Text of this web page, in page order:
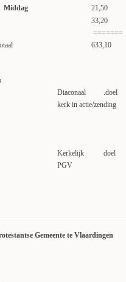
Middag
21,50
33,20
=======
633,10
Diaconaal
.doel
kerk in actie/zending
Kerkelijk
doel
PGV
Gemeente te Vlaardingen